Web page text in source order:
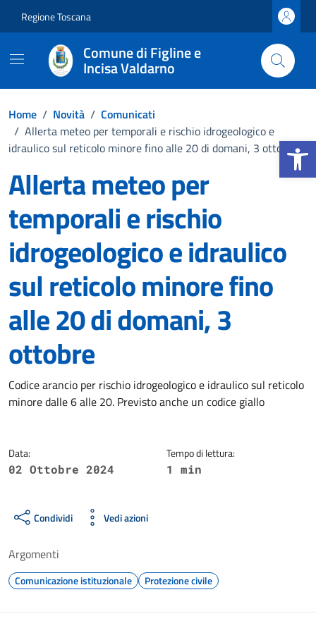
Apri la
Regione Toscana
Comune di Figline e
Incisa Valdarno
Home / Novità / Comunicati
/ Allerta meteo per temporali e rischio idrogeologico e
idraulico sul reticolo minore fino alle 20 di domani, 3 ottobre
Allerta meteo per
temporali e rischio
idrogeologico e idraulico
sul reticolo minore fino
alle 20 di domani, 3
ottobre
Dettagli della notizia
Codice arancio per rischio idrogeologico e idraulico sul reticolo
minore dalle 6 alle 20. Previsto anche un codice giallo
Data:
02 Ottobre 2024
Tempo di lettura:
1 min
Condividi Vedi azioni
Argomenti
Comunicazione istituzionale Protezione civile